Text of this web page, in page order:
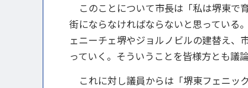
このことについて市長は「私は堺東で
街にならなければならないと思っている
ェニーチェ堺やジョルノビルの建替え、
っていく。そういうことを皆様方とも議
これに対し議員からは「堺東フェニッ